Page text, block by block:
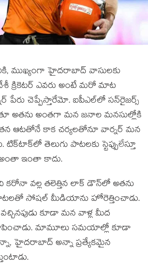
ముఖ్యంగా హైద‌రాబాద్ వాసుల‌కు
క్రికెట‌ర్ ఎవ‌రు అంటే మ‌రో మాట
పేరు చెప్పేస్తారేమో. ఐపీఎల్‌లో స‌న్‌రైజ‌ర్స్
అత‌ను అంత‌గా మ‌న జ‌నాల మ‌న‌సుల్లోకి
ఆట‌తోనే కాక చ‌ర్య‌ల‌తోనూ వార్న‌ర్ మ‌న
టిక్‌టాక్‌లో తెలుగు పాట‌లకు స్టెప్పులేస్తూ
ఇంతా కాదు.
క‌రోనా వ‌ల్ల త‌లెత్తిన‌ లాక్ డౌన్‌లో అత‌ను
పాట‌ల‌తో సోష‌ల్ మీడియాను హోరెత్తించాడు.
కూడా మ‌న వాళ్ల మీద
మామూలు స‌మ‌యాల్లో కూడా
హైద‌రాబాద్ అన్నా ప్ర‌త్యేక‌మైన